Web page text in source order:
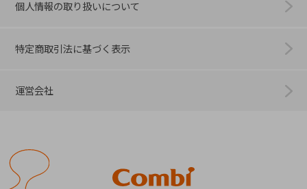
個人情報の取り扱いについて
特定商取引法に基づく表示
運営会社